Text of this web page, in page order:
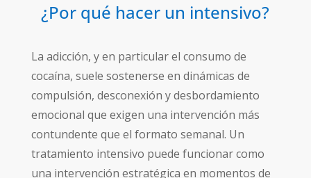
¿Por qué hacer un intensivo?
La adicción, y en particular el consumo de
cocaína, suele sostenerse en dinámicas de
compulsión, desconexión y desbordamiento
emocional que exigen una intervención más
contundente que el formato semanal. Un
tratamiento intensivo puede funcionar como
una intervención estratégica en momentos de